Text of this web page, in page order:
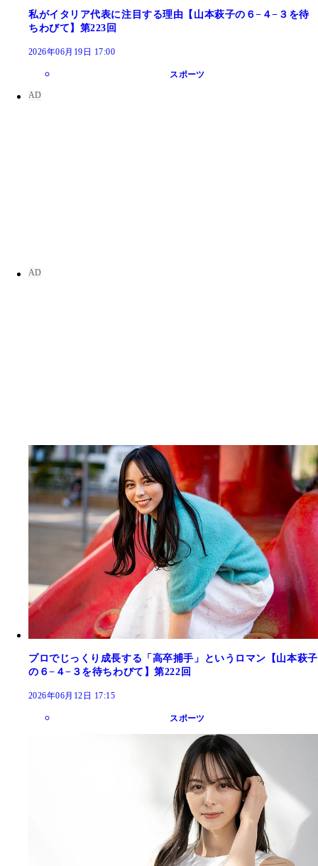
私がイタリア代表に注目する理由【山本萩子の６−４−３を待
ちわびて】第223回
2026年06月19日 17:00
スポーツ
プロでじっくり成長する「高卒捕手」というロマン【山本萩子
の６−４−３を待ちわびて】第222回
2026年06月12日 17:15
スポーツ